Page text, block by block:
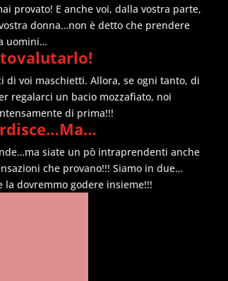
provato! E anche voi, dalla vostra parte,
donna…non è detto che prendere
uomini…
di voi maschietti. Allora, se ogni tanto, di
regalarci un bacio mozzafiato, noi
di prima!!!
siate un pò intraprendenti anche
che provano!!! Siamo in due…
dovremmo godere insieme!!!